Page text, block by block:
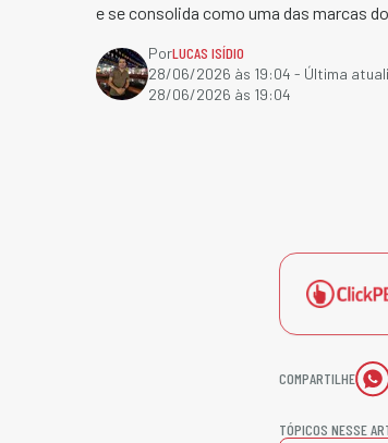
e se consolida como uma das marcas
PorLUCAS ISÍDIO
28/06/2026 às 19:04 - Última
28/06/2026 às 19:04
COMPARTILHE
TÓPICOS NESSE